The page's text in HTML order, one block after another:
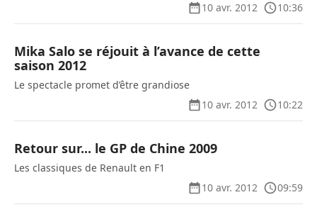
10 avr. 2012
10:36
Mika Salo se réjouit à l’avance de cette
saison 2012
Le spectacle promet d’être grandiose
10 avr. 2012
10:22
Retour sur... le GP de Chine 2009
Les classiques de Renault en F1
10 avr. 2012
09:59